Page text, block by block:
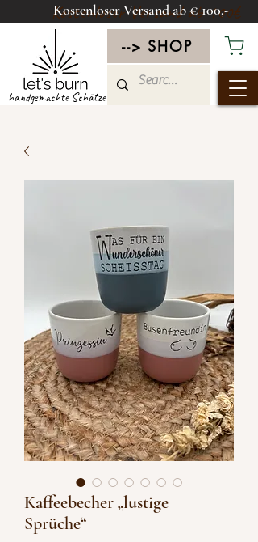
handgemachte Schätze
--> SHOP
Kostenloser Versand ab 100€
Kostenloser Versand ab € 100,-
Kaffeebecher „lustige
Sprüche“